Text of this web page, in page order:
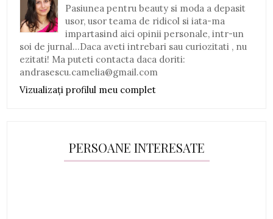
Pasiunea pentru beauty si moda a depasit
usor, usor teama de ridicol si iata-ma
impartasind aici opinii personale, intr-un
soi de jurnal...Daca aveti intrebari sau curiozitati , nu
ezitati! Ma puteti contacta daca doriti:
andrasescu.camelia@gmail.com
Vizualizați profilul meu complet
PERSOANE INTERESATE